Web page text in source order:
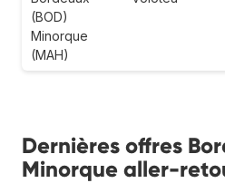
(BOD)
Minorque
(MAH)
Dernières offres
Minorque aller-